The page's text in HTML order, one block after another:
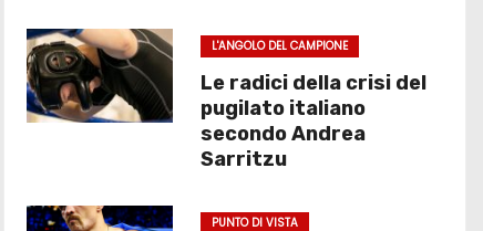
L'ANGOLO DEL CAMPIONE
Le radici della crisi del
pugilato italiano
secondo Andrea
Sarritzu
PUNTO DI VISTA